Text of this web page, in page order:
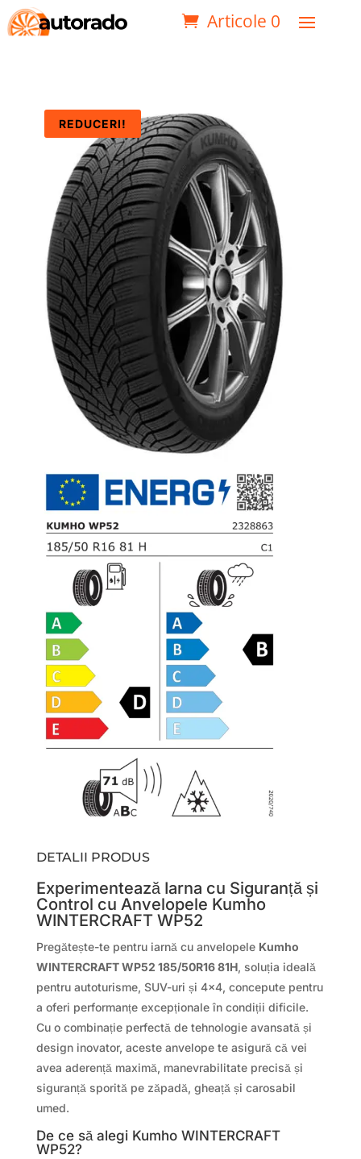
Articole 0
REDUCERI!
DETALII PRODUS
Experimentează Iarna cu Siguranță și
Control cu Anvelopele Kumho
WINTERCRAFT WP52
Pregătește-te pentru iarnă cu anvelopele Kumho
WINTERCRAFT WP52 185/50R16 81H, soluția ideală
pentru autoturisme, SUV-uri și 4×4, concepute pentru
a oferi performanțe excepționale în condiții dificile.
Cu o combinație perfectă de tehnologie avansată și
design inovator, aceste anvelope te asigură că vei
avea aderență maximă, manevrabilitate precisă și
siguranță sporită pe zăpadă, gheață și carosabil
umed.
De ce să alegi Kumho WINTERCRAFT
WP52?